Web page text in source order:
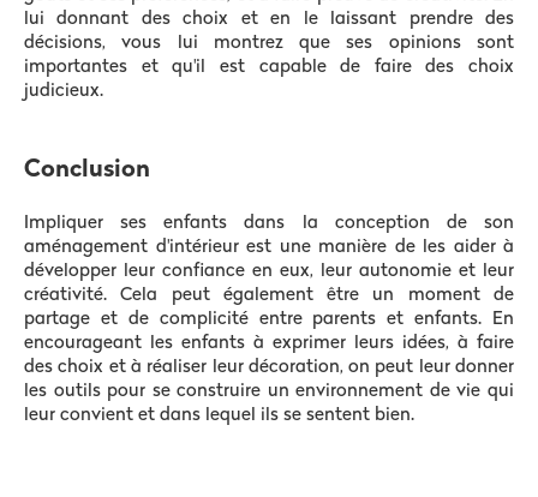
lui donnant des choix et en le laissant prendre des
décisions, vous lui montrez que ses opinions sont
importantes et qu'il est capable de faire des choix
judicieux.
Conclusion
Impliquer ses enfants dans la conception de son
aménagement d'intérieur est une manière de les aider à
développer leur confiance en eux, leur autonomie et leur
créativité. Cela peut également être un moment de
partage et de complicité entre parents et enfants. En
encourageant les enfants à exprimer leurs idées, à faire
des choix et à réaliser leur décoration, on peut leur donner
les outils pour se construire un environnement de vie qui
leur convient et dans lequel ils se sentent bien.